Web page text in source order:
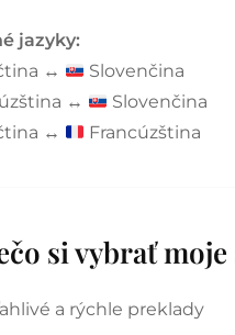
jazyky:
↔
Slovenčina
↔
Slovenčina
↔
Francúzština
si vybrať moje
a rýchle preklady